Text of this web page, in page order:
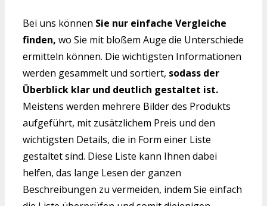
Bei uns können Sie nur einfache Vergleiche
finden, wo Sie mit bloßem Auge die Unterschiede
ermitteln können. Die wichtigsten Informationen
werden gesammelt und sortiert, sodass der
Überblick klar und deutlich gestaltet ist.
Meistens werden mehrere Bilder des Produkts
aufgeführt, mit zusätzlichem Preis und den
wichtigsten Details, die in Form einer Liste
gestaltet sind. Diese Liste kann Ihnen dabei
helfen, das lange Lesen der ganzen
Beschreibungen zu vermeiden, indem Sie einfach